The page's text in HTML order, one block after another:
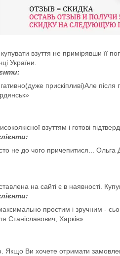
взуття не примірявши її
України.
прискіпливі)Але
взуттям і готові
не до чого причепитися... Ольга
на сайті є в наявності.
простим і зручним -
Станіславович, Харків»
Якщо Ви хочете отримати